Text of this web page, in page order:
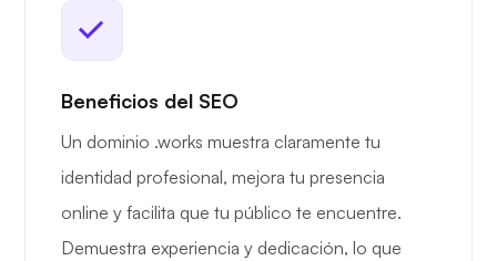
Beneficios del SEO
Un dominio .works muestra claramente tu
identidad profesional, mejora tu presencia
online y facilita que tu público te encuentre.
Demuestra experiencia y dedicación, lo que